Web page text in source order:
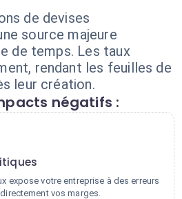
de devises
source majeure
de temps. Les taux
rendant les feuilles de
leur création.
négatifs :
expose votre entreprise à des erreurs
vos marges.